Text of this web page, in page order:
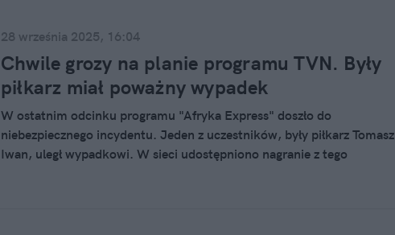
28 września 2025, 16:04
Chwile grozy na planie programu TVN. Były
piłkarz miał poważny wypadek
W ostatnim odcinku programu "Afryka Express" doszło do
niebezpiecznego incydentu. Jeden z uczestników, były piłkarz Tomasz
Iwan, uległ wypadkowi. W sieci udostępniono nagranie z tego